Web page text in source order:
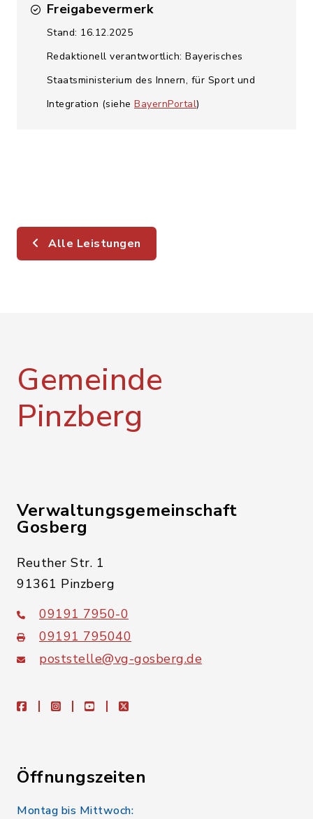
Freigabevermerk
Stand: 16.12.2025
Redaktionell verantwortlich: Bayerisches
Staatsministerium des Innern, für Sport und
Integration (siehe BayernPortal)
Alle Leistungen
Gemeinde
Pinzberg
Verwaltungsgemeinschaft
Gosberg
Reuther Str. 1
91361 Pinzberg
09191 7950-0
09191 795040
poststelle@vg-gosberg.de
facebookinstagramyoutubeX
Öffnungszeiten
Montag bis Mittwoch: